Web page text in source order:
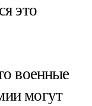
это
военные
могут